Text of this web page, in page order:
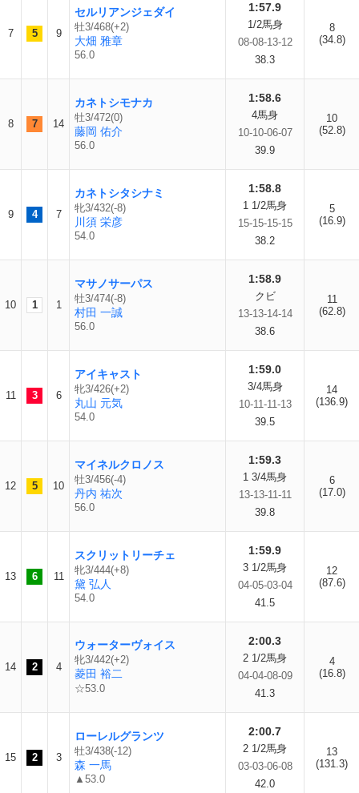
7 5 9
セルリアンジェダイ
牡3/468(+2)
大畑 雅章
56.0
1:57.9
1/2馬身
08-08-13-12
38.3
8
(34.8)
8 7 14
カネトシモナカ
牡3/472(0)
藤岡 佑介
56.0
1:58.6
4馬身
10-10-06-07
39.9
10
(52.8)
9 4 7
カネトシタシナミ
牝3/432(-8)
川須 栄彦
54.0
1:58.8
1 1/2馬身
15-15-15-15
38.2
5
(16.9)
10 1 1
マサノサーパス
牡3/474(-8)
村田 一誠
56.0
1:58.9
クビ
13-13-14-14
38.6
11
(62.8)
11 3 6
アイキャスト
牝3/426(+2)
丸山 元気
54.0
1:59.0
3/4馬身
10-11-11-13
39.5
14
(136.9)
12 5 10
マイネルクロノス
牡3/456(-4)
丹内 祐次
56.0
1:59.3
1 3/4馬身
13-13-11-11
39.8
6
(17.0)
13 6 11
スクリットリーチェ
牝3/444(+8)
黛 弘人
54.0
1:59.9
3 1/2馬身
04-05-03-04
41.5
12
(87.6)
14 2 4
ウォーターヴォイス
牝3/442(+2)
菱田 裕二
☆53.0
2:00.3
2 1/2馬身
04-04-08-09
41.3
4
(16.8)
15 2 3
ローレルグランツ
牡3/438(-12)
森 一馬
▲53.0
2:00.7
2 1/2馬身
03-03-06-08
42.0
13
(131.3)